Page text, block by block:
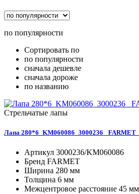
по популярности
Сортировать по
по популярности
сначала дешевле
сначала дороже
по названию
Стрельчатые лапы
Лапа 280*6_KM060086_3000236_
Артикул 3000236/KM060086
Бренд FARMET
Ширина 280 мм
Толщина 6 мм
Межцентровое расстояние 45 мм